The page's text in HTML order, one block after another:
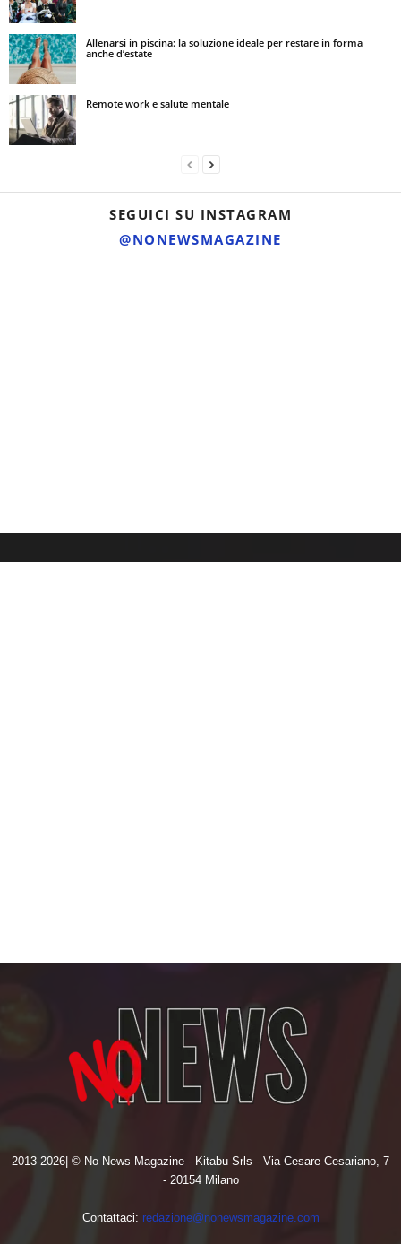
Allenarsi in piscina: la soluzione ideale per restare in forma
anche d’estate
Remote work e salute mentale
SEGUICI SU INSTAGRAM
@NONEWSMAGAZINE
2013-2026| © No News Magazine - Kitabu Srls - Via Cesare Cesariano, 7
- 20154 Milano
Contattaci: redazione@nonewsmagazine.com